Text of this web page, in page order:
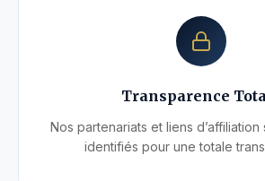
Transparence
Nos partenariats et liens d’affiliation
identifiés pour une totale